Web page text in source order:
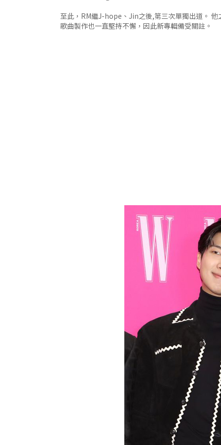
至此，RM繼J-hope、Jin之後,第三次單獨出道。
歌曲製作也一直堅持不懈，因此新專輯備受關註。